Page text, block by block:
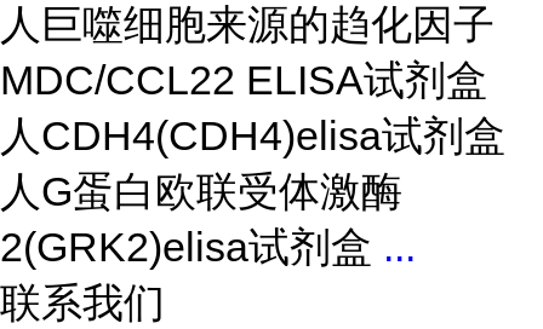
人巨噬细胞来源的趋化因子
MDC/CCL22 ELISA试剂盒
人CDH4(CDH4)elisa试剂盒
人G蛋白欧联受体激酶
2(GRK2)elisa试剂盒 ...
联系我们